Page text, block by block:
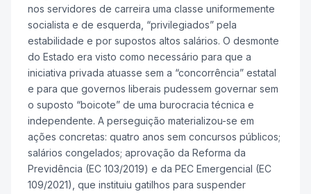
nos servidores de carreira uma classe uniformemente
socialista e de esquerda, “privilegiados” pela
estabilidade e por supostos altos salários. O desmonte
do Estado era visto como necessário para que a
iniciativa privada atuasse sem a “concorrência” estatal
e para que governos liberais pudessem governar sem
o suposto “boicote” de uma burocracia técnica e
independente. A perseguição materializou-se em
ações concretas: quatro anos sem concursos públicos;
salários congelados; aprovação da Reforma da
Previdência (EC 103/2019) e da PEC Emergencial (EC
109/2021), que instituiu gatilhos para suspender